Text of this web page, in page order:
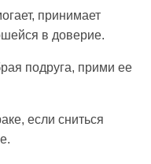
принимает
в доверие.
подруга, прими ее
если сниться